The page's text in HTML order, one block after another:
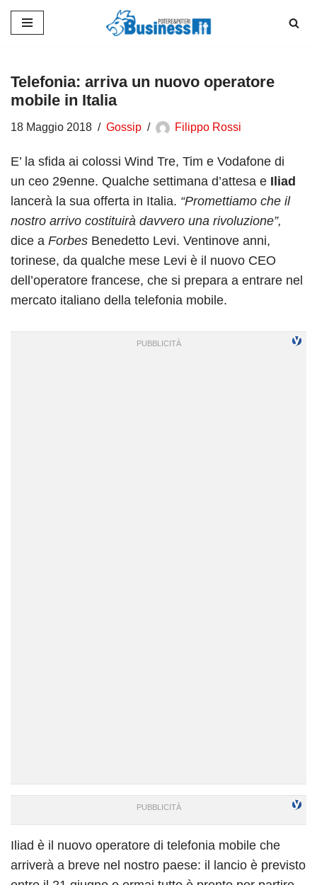
contenuto
Telefonia: arriva un nuovo operatore
mobile in Italia
18 Maggio 2018 Gossip Filippo Rossi
E’ la sfida ai colossi Wind Tre, Tim e Vodafone di
un ceo 29enne. Qualche settimana d’attesa e Iliad
lancerà la sua offerta in Italia. “Promettiamo che il
nostro arrivo costituirà davvero una rivoluzione”,
dice a Forbes Benedetto Levi. Ventinove anni,
torinese, da qualche mese Levi è il nuovo CEO
dell’operatore francese, che si prepara a entrare nel
mercato italiano della telefonia mobile.
Iliad è il nuovo operatore di telefonia mobile che
arriverà a breve nel nostro paese: il lancio è previsto